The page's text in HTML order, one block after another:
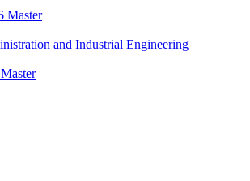
Master
and Industrial Engineering